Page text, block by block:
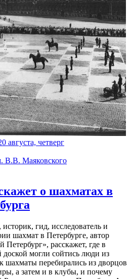
августа, четверг
В.В. Маяковского
о шахматах в
гид, исследователь и
шахмат в Петербурге, автор
расскажет, где в
доской могли сойтись люди из
шахматы перебирались из дворцов
а затем и в клубы, и почему